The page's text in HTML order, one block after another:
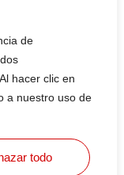
de
hacer clic en
a nuestro uso de
todo